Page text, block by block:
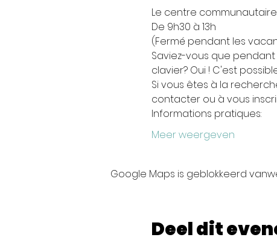
Le centre
De 9h30 à 13h
(Fermé pendant les
Saviez-vous que
clavier? Oui ! C'est
Si vous êtes à la
contacter ou à vous
Informations pratiques:
Meer weergeven
Google Maps is geblokkeerd
Deel dit